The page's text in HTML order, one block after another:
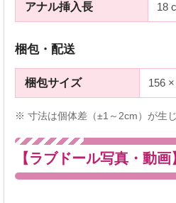
アナル挿入長 18
梱包・配送
梱包サイズ 156
※ 寸法は個体差（±1～2cm）が生
【ラブドール写真・動画